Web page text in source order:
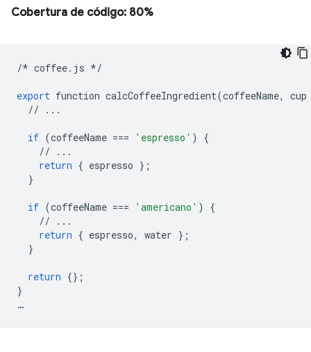
Cobertura de código: 80%
/* coffee. js */
export function calcCoffeeIngredient(coffeeName,
cup
//
...
if (coffeeName === 'espresso' )
{
//
...
return { espresso };
}
if (coffeeName === 'americano' )
{
//
...
return { espresso, water };
}
return {};
}
…